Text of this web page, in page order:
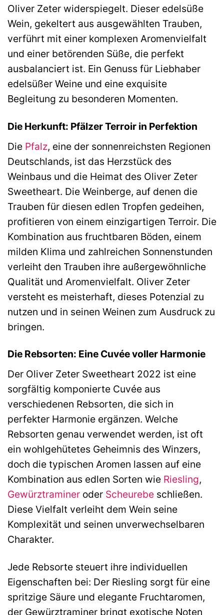
Oliver Zeter widerspiegelt. Dieser edelsüße
Wein, gekeltert aus ausgewählten Trauben,
verführt mit einer komplexen Aromenvielfalt
und einer betörenden Süße, die perfekt
ausbalanciert ist. Ein Genuss für Liebhaber
edelsüßer Weine und eine exquisite
Begleitung zu besonderen Momenten.
Die Herkunft: Pfälzer Terroir in Perfektion
Die Pfalz, eine der sonnenreichsten Regionen
Deutschlands, ist das Herzstück des
Weinbaus und die Heimat des Oliver Zeter
Sweetheart. Die Weinberge, auf denen die
Trauben für diesen edlen Tropfen gedeihen,
profitieren von einem einzigartigen Terroir. Die
Kombination aus fruchtbaren Böden, einem
milden Klima und zahlreichen Sonnenstunden
verleiht den Trauben ihre außergewöhnliche
Qualität und Aromenvielfalt. Oliver Zeter
versteht es meisterhaft, dieses Potenzial zu
nutzen und in seinen Weinen zum Ausdruck zu
bringen.
Die Rebsorten: Eine Cuvée voller Harmonie
Der Oliver Zeter Sweetheart 2022 ist eine
sorgfältig komponierte Cuvée aus
verschiedenen Rebsorten, die sich in
perfekter Harmonie ergänzen. Welche
Rebsorten genau verwendet werden, ist oft
ein wohlgehütetes Geheimnis des Winzers,
doch die typischen Aromen lassen auf eine
Kombination aus edlen Sorten wie Riesling,
Gewürztraminer oder Scheurebe schließen.
Diese Vielfalt verleiht dem Wein seine
Komplexität und seinen unverwechselbaren
Charakter.
Jede Rebsorte steuert ihre individuellen
Eigenschaften bei: Der Riesling sorgt für eine
spritzige Säure und elegante Fruchtaromen,
der Gewürztraminer bringt exotische Noten